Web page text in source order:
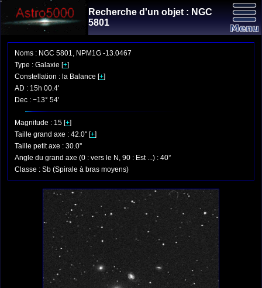
Recherche d'un objet : NGC
5801
Noms : NGC 5801, NPM1G -13.0467
Type : Galaxie [+]
Constellation : la Balance [+]
AD : 15h 00.4'
Dec : −13° 54'
Magnitude : 15 [+]
Taille grand axe : 42.0'' [+]
Taille petit axe : 30.0''
Angle du grand axe (0 : vers le N, 90 : Est ...) : 40°
Classe : Sb (Spirale à bras moyens)